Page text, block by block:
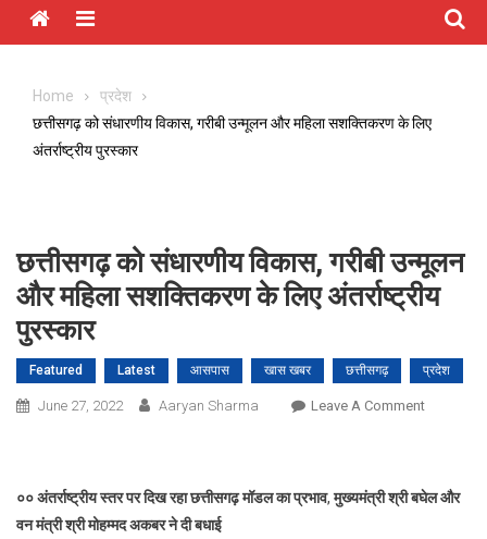
Menu
Home
प्रदेश
छत्तीसगढ़ को संधारणीय विकास, गरीबी उन्मूलन और महिला सशक्तिकरण के लिए
अंतर्राष्ट्रीय पुरस्कार
छत्तीसगढ़ को संधारणीय विकास, गरीबी उन्मूलन
और महिला सशक्तिकरण के लिए अंतर्राष्ट्रीय
पुरस्कार
Featured Latest आसपास खास खबर छत्तीसगढ़ प्रदेश
June 27, 2022 Aaryan Sharma Leave A CommentOn
विकास,
०० अंतर्राष्ट्रीय स्तर पर दिख रहा छत्तीसगढ़ मॉडल का प्रभाव,मुख्यमंत्री श्री बघेल और
वन मंत्री श्री मोहम्मद अकबर ने दी बधाई